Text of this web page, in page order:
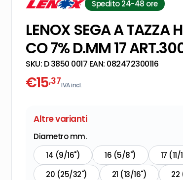
Spedito 24-48 ore
LENOX SEGA A TAZZA
CO 7% D.MM 17
SKU: D 3850 0017 EAN: 082472300116
€15,37IVA incl.
Altre varianti
Diametro mm.
14 (9/16") 16 (5/8") 17 (11/
20 (25/32")
21 (13/16") 22